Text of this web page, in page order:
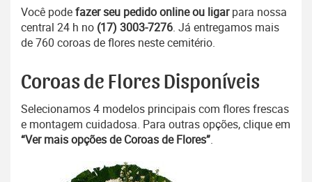
Você podefazer seu pedido online ou ligarpara nossa
central 24 h no (17) 3003-7276. Já entregamos mais
de 760 coroas de flores neste cemitério.
Coroas de Flores Disponíveis
Selecionamos 4 modelos principais com flores frescas
e montagem cuidadosa. Para outras opções, clique em
“Ver mais opções de Coroas de Flores”.